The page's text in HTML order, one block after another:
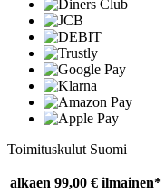
Toimituskulut Suomi
alkaen 99,00 € ilmainen*